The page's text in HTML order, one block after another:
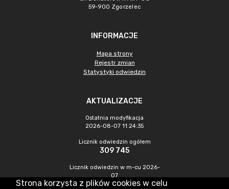
59-900 Zgorzelec
INFORMACJE
Mapa strony
Rejestr zmian
Statystyki odwiedzin
AKTUALIZACJE
Ostatnia modyfikacja
2026-08-07 11:24:35
Licznik odwiedzin ogółem
309 745
Licznik odwiedzin w m-cu 2026-
07
443
Strona korzysta z plików cookies w celu